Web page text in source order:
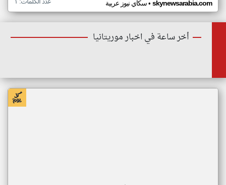
سكاي نيوز عربية• skynewsarabia.com
أخر ساعة في اخبار موريتانيا